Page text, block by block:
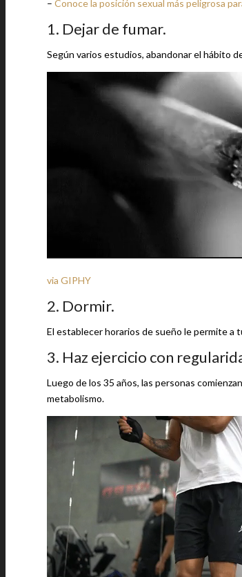
– Conoce la posición sexual más peligrosa
1. Dejar de fumar.
Según varios estudios, abandonar el hábito
via GIPHY
2. Dormir.
El establecer horarios de sueño le permite a
3. Haz ejercicio con
Luego de los 35 años, las personas
metabolismo.